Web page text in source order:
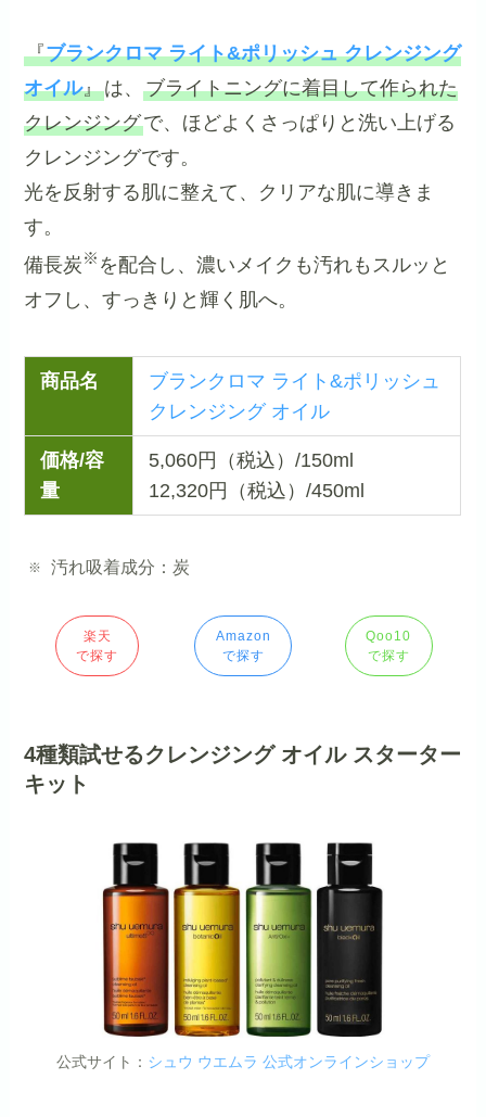
『ブランクロマ ライト&ポリッシュ クレンジング
オイル』は、ブライトニングに着目して作られた
クレンジングで、ほどよくさっぱりと洗い上げる
クレンジングです。
光を反射する肌に整えて、クリアな肌に導きま
す。
備長炭※ を配合し、濃いメイクも汚れもスルッと
オフし、すっきりと輝く肌へ。
商品名
ブランクロマ ライト&ポリッシュ
クレンジング オイル
価格/容
量
5,060円（税込）/150ml
12,320円（税込）/450ml
汚れ吸着成分：炭
楽天
で探す
Amazon
で探す
Qoo10
で探す
4種類試せるクレンジング オイル スターター
キット
公式サイト： シュウ ウエムラ 公式オンラインショップ